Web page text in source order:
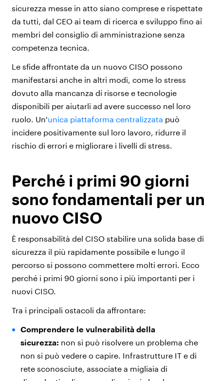
sicurezza messe in atto siano comprese e rispettate
da tutti, dal CEO ai team di ricerca e sviluppo fino ai
membri del consiglio di amministrazione senza
competenza tecnica.
Le sfide affrontate da un nuovo CISO possono
manifestarsi anche in altri modi, come lo stress
dovuto alla mancanza di risorse e tecnologie
disponibili per aiutarli ad avere successo nel loro
ruolo. Un'unica piattaforma centralizzata può
incidere positivamente sul loro lavoro, ridurre il
rischio di errori e migliorare i livelli di stress.
Perché i primi 90 giorni
sono fondamentali per un
nuovo CISO
È responsabilità del CISO stabilire una solida base di
sicurezza il più rapidamente possibile e lungo il
percorso si possono commettere molti errori. Ecco
perché i primi 90 giorni sono i più importanti per i
nuovi CISO.
Tra i principali ostacoli da affrontare:
Comprendere le vulnerabilità della
sicurezza: non si può risolvere un problema che
non si può vedere o capire. Infrastrutture IT e di
rete sconosciute, associate a migliaia di